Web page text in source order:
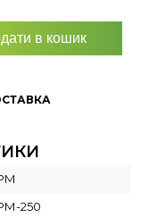
в кошик
250